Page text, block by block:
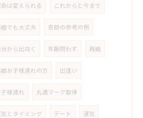
命は変えられる これからと今まで
でも大丈夫 奇跡の参考の例
分から出向く 年齢問わず 再婚
お子様連れの方 出逢い
様連れ 丸適マーク取得
気とタイミング デート 運気